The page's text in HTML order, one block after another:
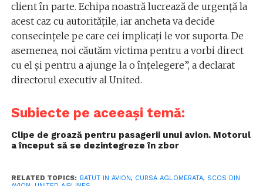
client în parte. Echipa noastră lucrează de urgență la
acest caz cu autoritățile, iar ancheta va decide
consecințele pe care cei implicați le vor suporta. De
asemenea, noi căutăm victima pentru a vorbi direct
cu el și pentru a ajunge la o înțelegere”, a declarat
directorul executiv al United.
Subiecte pe aceeași temă:
Clipe de groază pentru pasagerii unui avion. Motorul
a început să se dezintegreze în zbor
RELATED TOPICS: BATUT IN AVION, CURSA AGLOMERATA, SCOS DIN